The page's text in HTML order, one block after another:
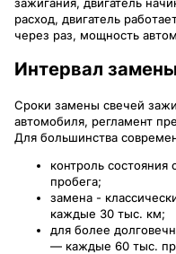
зажигания, двигатель
расход, двигатель
через раз, мощность
Интервал
Сроки замены свечей
автомобиля, регламент
Для большинства
контроль
пробега;
замена -
каждые 30 тыс. км;
для более
— каждые 60 тыс.